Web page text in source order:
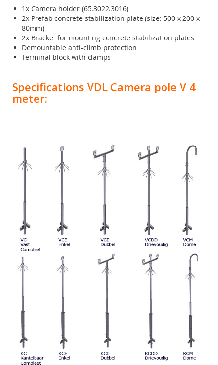
1x Camera holder (65.3022.3016)
2x Prefab concrete stabilization plate (size: 500 x 200 x
80mm)
2x Bracket for mounting concrete stabilization plates
Demountable anti-climb protection
Terminal block with clamps
Specifications VDL Camera pole V 4
meter: